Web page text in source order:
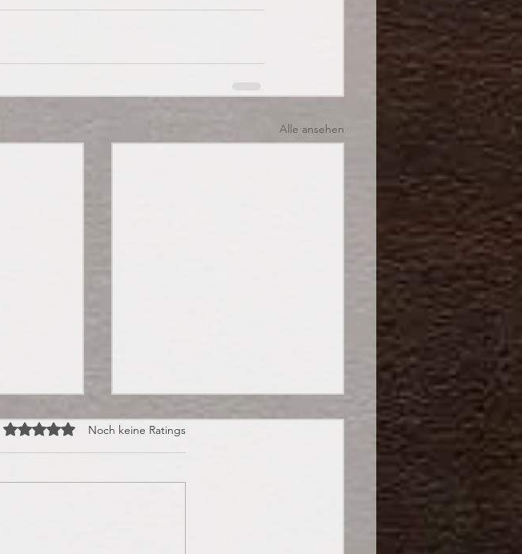
Alle ansehen
Mit 0 von 5 Sternen bewertet.
Noch keine Ratings